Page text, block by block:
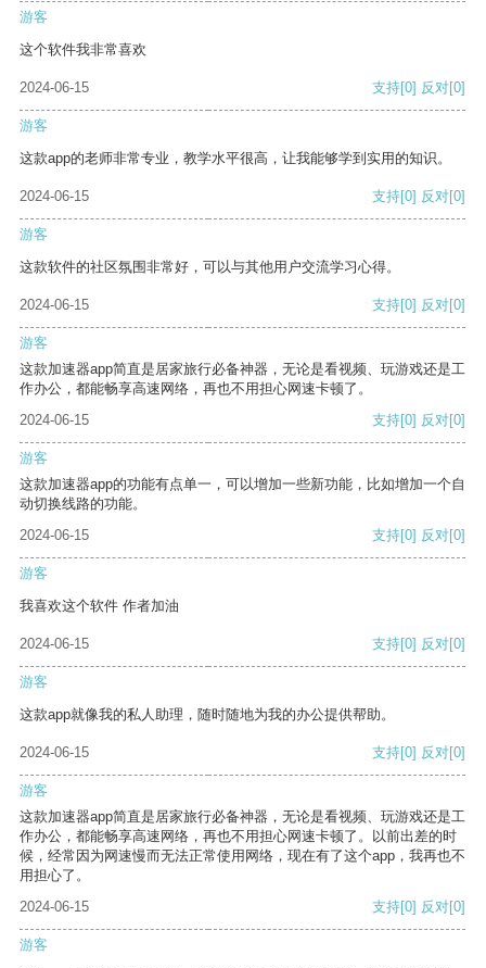
游客
这个软件我非常喜欢
2024-06-15 支持[0] 反对[0]
游客
这款app的老师非常专业，教学水平很高，让我能够学到实用的知识。
2024-06-15 支持[0] 反对[0]
游客
这款软件的社区氛围非常好，可以与其他用户交流学习心得。
2024-06-15 支持[0] 反对[0]
游客
这款加速器app简直是居家旅行必备神器，无论是看视频、玩游戏还是工
作办公，都能畅享高速网络，再也不用担心网速卡顿了。
2024-06-15
支持[0] 反对[0]
游客
这款加速器app的功能有点单一，可以增加一些新功能，比如增加一个自
动切换线路的功能。
2024-06-15
支持[0] 反对[0]
游客
我喜欢这个软件 作者加油
2024-06-15 支持[0] 反对[0]
游客
这款app就像我的私人助理，随时随地为我的办公提供帮助。
2024-06-15 支持[0] 反对[0]
游客
这款加速器app简直是居家旅行必备神器，无论是看视频、玩游戏还是工
作办公，都能畅享高速网络，再也不用担心网速卡顿了。以前出差的时
候，经常因为网速慢而无法正常使用网络，现在有了这个app，我再也不
用担心了。
2024-06-15
支持[0] 反对[0]
游客